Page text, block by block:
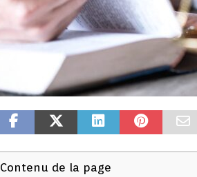
Contenu de la page